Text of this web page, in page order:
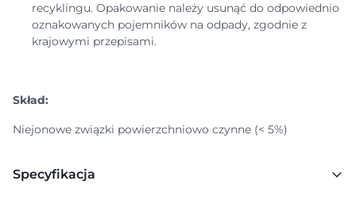
recyklingu. Opakowanie należy usunąć do odpowiednio
oznakowanych pojemników na odpady, zgodnie z
krajowymi przepisami.
Skład:
Niejonowe związki powierzchniowo czynne (< 5%)
Specyfikacja